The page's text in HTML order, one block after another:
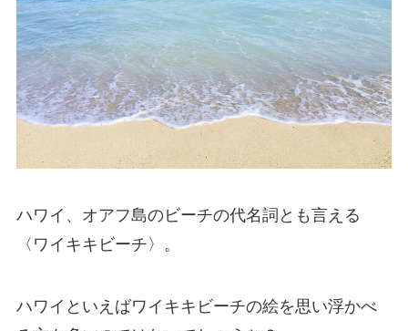
ハワイ、オアフ島のビーチの代名詞とも言える
〈ワイキキビーチ〉。
ハワイといえばワイキキビーチの絵を思い浮かべ